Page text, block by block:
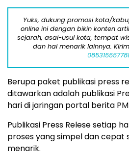
Yuks, dukung promosi kota/
online ini dengan bikin konten
sejarah, asal-usul kota, tempat
dan hal menarik lainnya.
Berupa paket publikasi press
ditawarkan adalah publikasi
hari di jaringan portal berita
Publikasi Press Relese setiap
proses yang simpel dan cepat
menarik.